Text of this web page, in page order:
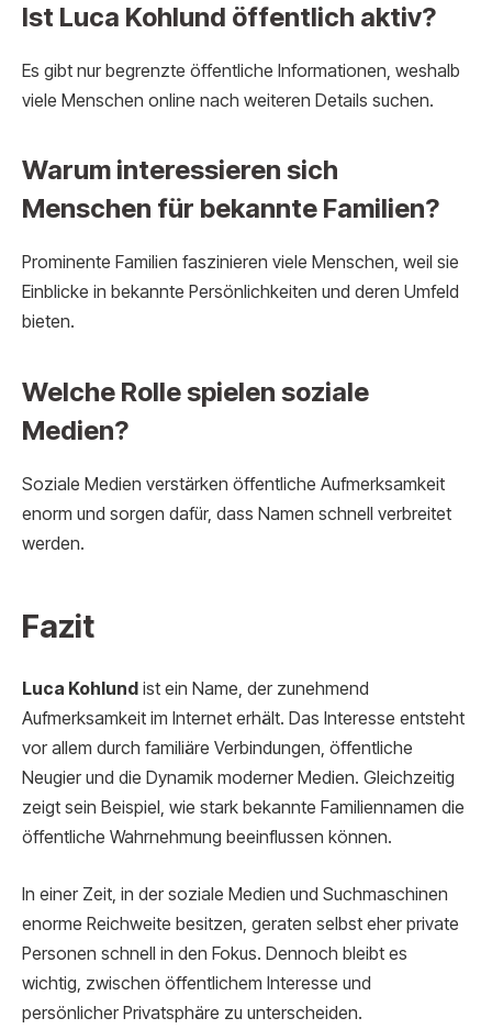
Ist Luca Kohlund öffentlich aktiv?
Es gibt nur begrenzte öffentliche Informationen, weshalb
viele Menschen online nach weiteren Details suchen.
Warum interessieren sich
Menschen für bekannte Familien?
Prominente Familien faszinieren viele Menschen, weil sie
Einblicke in bekannte Persönlichkeiten und deren Umfeld
bieten.
Welche Rolle spielen soziale
Medien?
Soziale Medien verstärken öffentliche Aufmerksamkeit
enorm und sorgen dafür, dass Namen schnell verbreitet
werden.
Fazit
Luca Kohlund ist ein Name, der zunehmend
Aufmerksamkeit im Internet erhält. Das Interesse entsteht
vor allem durch familiäre Verbindungen, öffentliche
Neugier und die Dynamik moderner Medien. Gleichzeitig
zeigt sein Beispiel, wie stark bekannte Familiennamen die
öffentliche Wahrnehmung beeinflussen können.
In einer Zeit, in der soziale Medien und Suchmaschinen
enorme Reichweite besitzen, geraten selbst eher private
Personen schnell in den Fokus. Dennoch bleibt es
wichtig, zwischen öffentlichem Interesse und
persönlicher Privatsphäre zu unterscheiden.